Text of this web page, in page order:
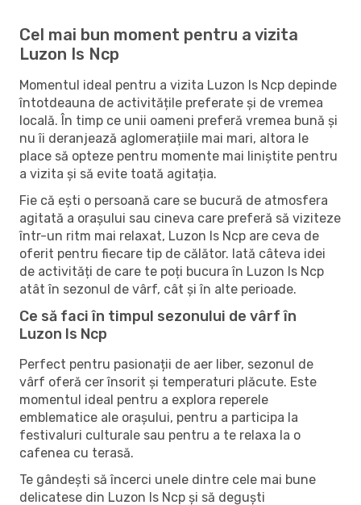
Cel mai bun moment pentru a vizita
Luzon Is Ncp
Momentul ideal pentru a vizita Luzon Is Ncp depinde
întotdeauna de activitățile preferate și de vremea
locală. În timp ce unii oameni preferă vremea bună și
nu îi deranjează aglomerațiile mai mari, altora le
place să opteze pentru momente mai liniștite pentru
a vizita și să evite toată agitația.
Fie că ești o persoană care se bucură de atmosfera
agitată a orașului sau cineva care preferă să viziteze
într-un ritm mai relaxat, Luzon Is Ncp are ceva de
oferit pentru fiecare tip de călător. Iată câteva idei
de activități de care te poți bucura în Luzon Is Ncp
atât în ​​sezonul de vârf, cât și în alte perioade.
Ce să faci în timpul sezonului de vârf în
Luzon Is Ncp
Perfect pentru pasionații de aer liber, sezonul de
vârf oferă cer însorit și temperaturi plăcute. Este
momentul ideal pentru a explora reperele
emblematice ale orașului, pentru a participa la
festivaluri culturale sau pentru a te relaxa la o
cafenea cu terasă.
Te gândești să încerci unele dintre cele mai bune
delicatese din Luzon Is Ncp și să deguști